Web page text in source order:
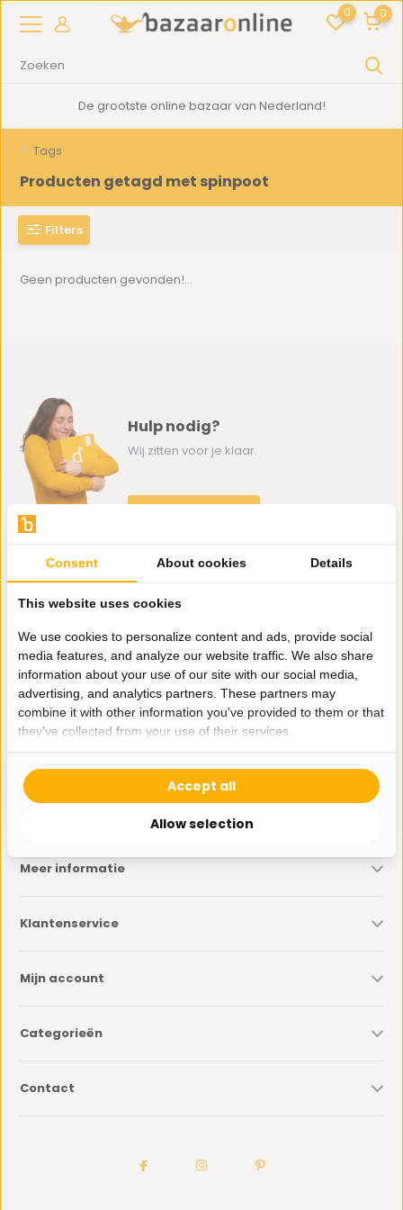
0 0
De grootste online bazaar van Nederland!
Tags
Producten getagd met spinpoot
Filters
Geen producten gevonden!...
Hulp nodig?
Wij zitten voor je klaar.
klantenservice@bazaaronline.nl
Ontvang de nieuwste aanbiedingen en promoties. We zullen
je niet spammen, beloofd.
* Lees hier de wettelijke beperkingen
Meer informatie
Klantenservice
Mijn account
Categorieën
Contact
Consent About cookies Details
This website uses cookies
We use cookies to personalize content and ads, provide social
media features, and analyze our website traffic. We also share
information about your use of our site with our social media,
advertising, and analytics partners. These partners may
combine it with other information you've provided to them or that
they've collected from your use of their services.
Allow selection
Accept all